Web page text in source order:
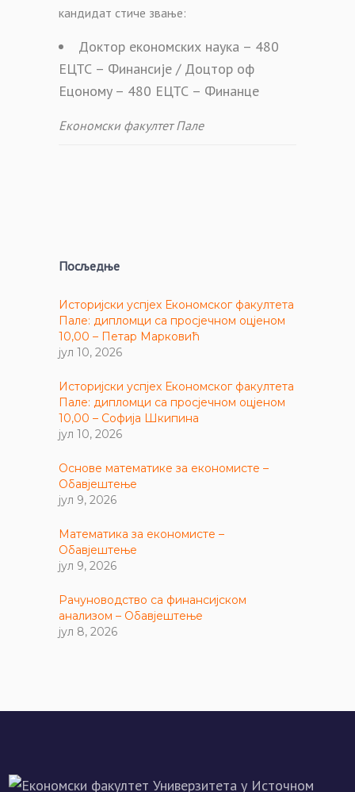
кандидат стиче звање:
Доктор економских наука – 480
ЕЦТС – Финансије / Доцтор оф
Ецономy – 480 ЕЦТС – Финанце
Економски факултет Пале
Посљедње
Историјски успјех Економског факултета
Пале: дипломци са просјечном оцјеном
10,00 – Петар Марковић
јул 10, 2026
Историјски успјех Економског факултета
Пале: дипломци са просјечном оцјеном
10,00 – Софија Шкипина
јул 10, 2026
Основе математике за економисте –
Обавјештење
јул 9, 2026
Математика за економисте –
Обавјештење
јул 9, 2026
Рачуноводство са финансијском
анализом – Обавјештење
јул 8, 2026